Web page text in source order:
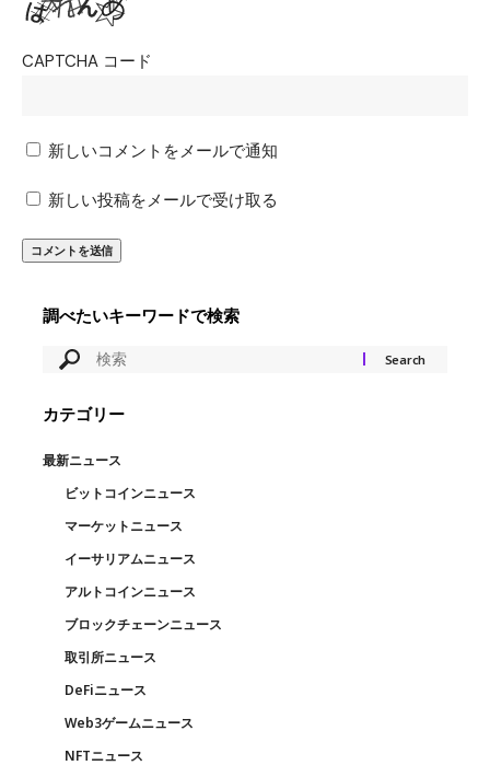
CAPTCHA コード
新しいコメントをメールで通知
新しい投稿をメールで受け取る
調べたいキーワードで検索
カテゴリー
最新ニュース
ビットコインニュース
マーケットニュース
イーサリアムニュース
アルトコインニュース
ブロックチェーンニュース
取引所ニュース
DeFiニュース
Web3ゲームニュース
NFTニュース